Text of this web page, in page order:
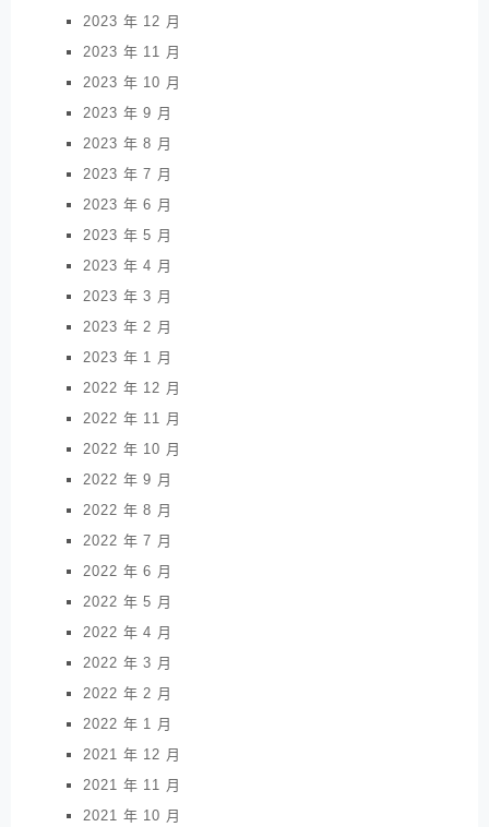
2023 年 12 月
2023 年 11 月
2023 年 10 月
2023 年 9 月
2023 年 8 月
2023 年 7 月
2023 年 6 月
2023 年 5 月
2023 年 4 月
2023 年 3 月
2023 年 2 月
2023 年 1 月
2022 年 12 月
2022 年 11 月
2022 年 10 月
2022 年 9 月
2022 年 8 月
2022 年 7 月
2022 年 6 月
2022 年 5 月
2022 年 4 月
2022 年 3 月
2022 年 2 月
2022 年 1 月
2021 年 12 月
2021 年 11 月
2021 年 10 月